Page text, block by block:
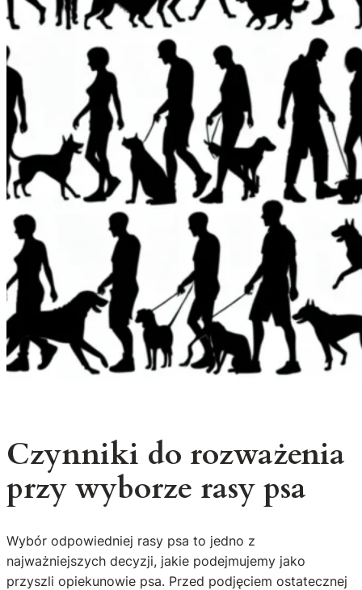
Czynniki do rozważenia
przy wyborze rasy psa
Wybór odpowiedniej rasy psa to jedno z
najważniejszych decyzji, jakie podejmujemy jako
przyszli opiekunowie psa. Przed podjęciem ostatecznej